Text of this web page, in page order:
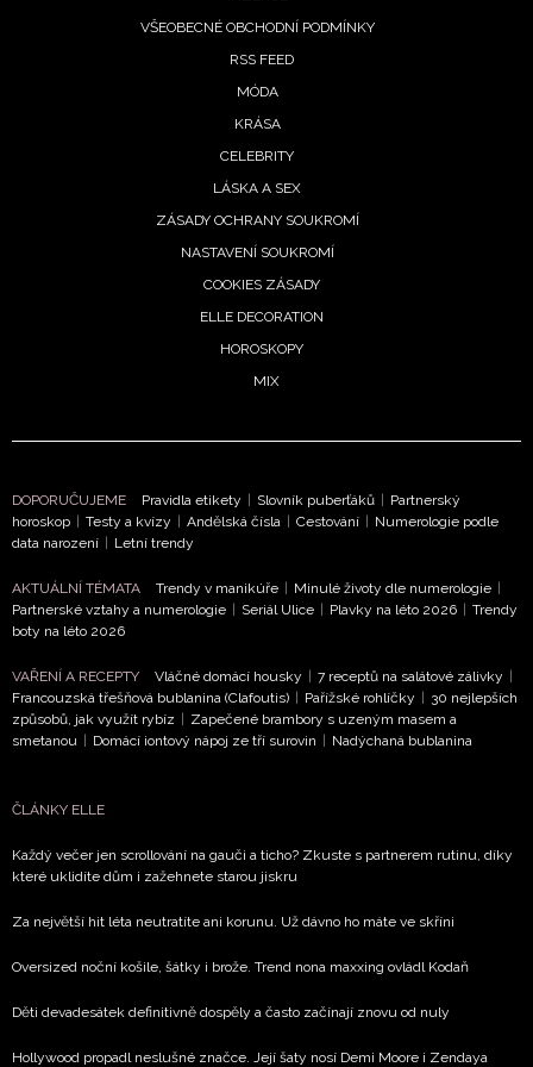
VŠEOBECNÉ OBCHODNÍ PODMÍNKY
RSS FEED
MÓDA
KRÁSA
CELEBRITY
LÁSKA A SEX
ZÁSADY OCHRANY SOUKROMÍ
NASTAVENÍ SOUKROMÍ
COOKIES ZÁSADY
ELLE DECORATION
HOROSKOPY
MIX
DOPORUČUJEME Pravidla etikety Slovník puberťáků
Partnerský
horoskop
Testy a kvízy Andělská čísla Cestování
Numerologie podle
data narození
Letní trendy
AKTUÁLNÍ TÉMATA Trendy v manikúře Minulé životy dle numerologie
Partnerské vztahy a numerologie
Seriál Ulice Plavky na léto 2026
Trendy
boty na léto 2026
VAŘENÍ A RECEPTY Vláčné domácí housky 7 receptů na salátové zálivky
Francouzská třešňová bublanina (Clafoutis)
Pařížské rohlíčky
30 nejlepších
způsobů, jak využít rybíz
Zapečené brambory s uzeným masem a
smetanou
Domácí iontový nápoj ze tří surovin Nadýchaná bublanina
ČLÁNKY ELLE
Každý večer jen scrollování na gauči a ticho? Zkuste s partnerem rutinu, díky
které uklidíte dům i zažehnete starou jiskru
Za největší hit léta neutratíte ani korunu. Už dávno ho máte ve skříni
Oversized noční košile, šátky i brože. Trend nona maxxing ovládl Kodaň
Děti devadesátek definitivně dospěly a často začínají znovu od nuly
Hollywood propadl neslušné značce. Její šaty nosí Demi Moore i Zendaya